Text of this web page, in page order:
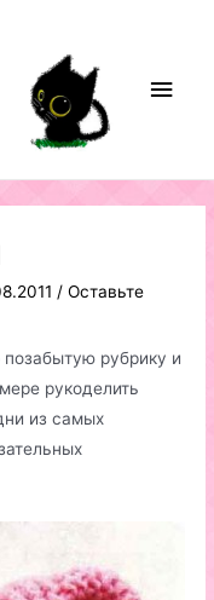
/Оставьте
рубрику и
рукоделить
из самых